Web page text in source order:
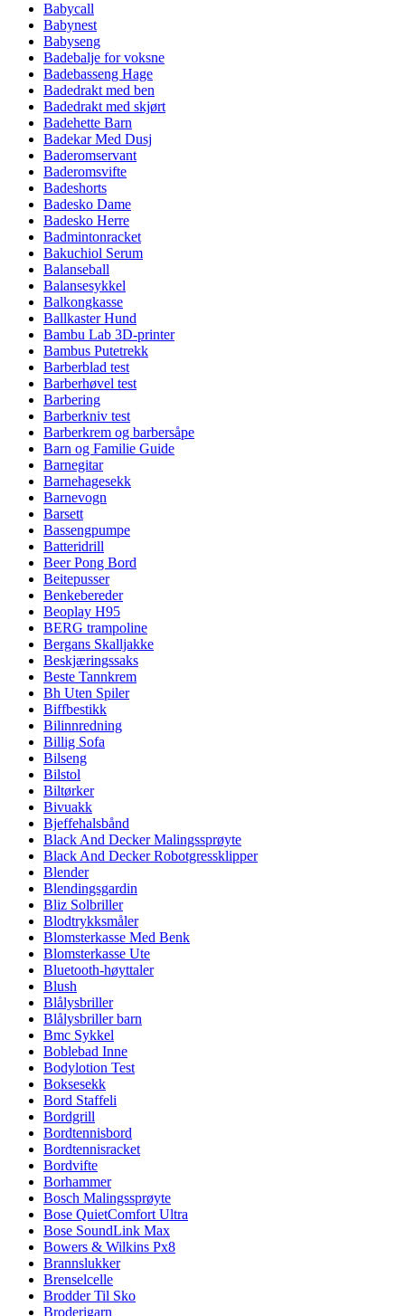
Babycall
Babynest
Babyseng
Badebalje for voksne
Badebasseng Hage
Badedrakt med ben
Badedrakt med skjørt
Badehette Barn
Badekar Med Dusj
Baderomservant
Baderomsvifte
Badeshorts
Badesko Dame
Badesko Herre
Badmintonracket
Bakuchiol Serum
Balanseball
Balansesykkel
Balkongkasse
Ballkaster Hund
Bambu Lab 3D-printer
Bambus Putetrekk
Barberblad test
Barberhøvel test
Barbering
Barberkniv test
Barberkrem og barbersåpe
Barn og Familie Guide
Barnegitar
Barnehagesekk
Barnevogn
Barsett
Bassengpumpe
Batteridrill
Beer Pong Bord
Beitepusser
Benkebereder
Beoplay H95
BERG trampoline
Bergans Skalljakke
Beskjæringssaks
Beste Tannkrem
Bh Uten Spiler
Biffbestikk
Bilinnredning
Billig Sofa
Bilseng
Bilstol
Biltørker
Bivuakk
Bjeffehalsbånd
Black And Decker Malingssprøyte
Black And Decker Robotgressklipper
Blender
Blendingsgardin
Bliz Solbriller
Blodtrykksmåler
Blomsterkasse Med Benk
Blomsterkasse Ute
Bluetooth-høyttaler
Blush
Blålysbriller
Blålysbriller barn
Bmc Sykkel
Boblebad Inne
Bodylotion Test
Boksesekk
Bord Staffeli
Bordgrill
Bordtennisbord
Bordtennisracket
Bordvifte
Borhammer
Bosch Malingssprøyte
Bose QuietComfort Ultra
Bose SoundLink Max
Bowers & Wilkins Px8
Brannslukker
Brenselcelle
Brodder Til Sko
Broderigarn